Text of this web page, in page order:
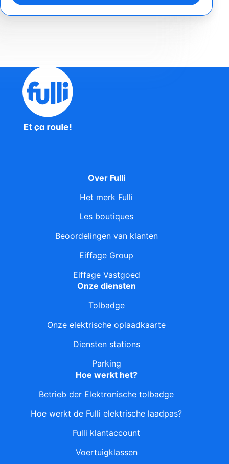
Over Fulli
Het merk Fulli
Les boutiques
Beoordelingen van klanten
Eiffage Group
Eiffage Vastgoed
Onze diensten
Tolbadge
Onze elektrische oplaadkaarte
Diensten stations
Parking
Hoe werkt het?
Betrieb der Elektronische tolbadge
Hoe werkt de Fulli elektrische laadpas?
Fulli klantaccount
Voertuigklassen